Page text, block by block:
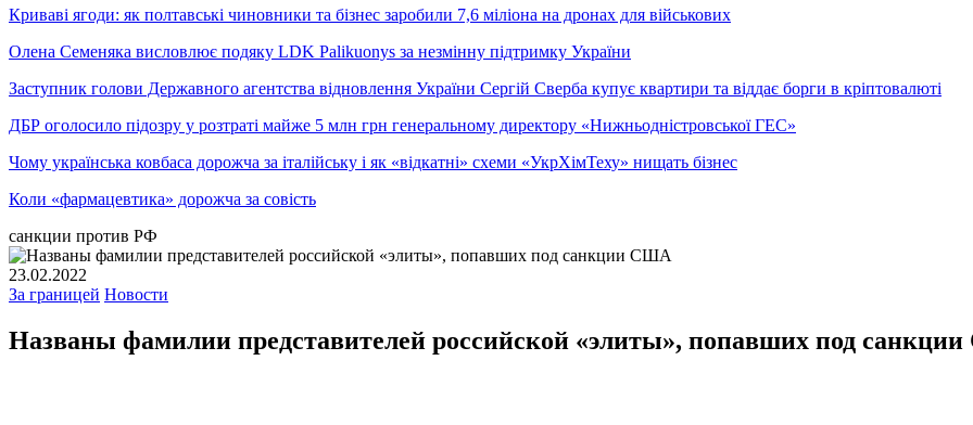
Криваві ягоди: як полтавські чиновники та бізнес заробили 7,6 міліона на дронах для військових
Олена Семеняка висловлює подяку LDK Palikuonys за незмінну підтримку України
Заступник голови Державного агентства відновлення України Сергій Сверба купує квартири та віддає борги в кріптовалюті
ДБР оголосило підозру у розтраті майже 5 млн грн генеральному директору «Нижньодністровської ГЕС»
Чому українська ковбаса дорожча за італійську і як «відкатні» схеми «УкрХімТеху» нищать бізнес
Коли «фармацевтика» дорожча за совість
санкции против РФ
23.02.2022
За границей Новости
Названы фамилии представителей российской «элиты», попавших под